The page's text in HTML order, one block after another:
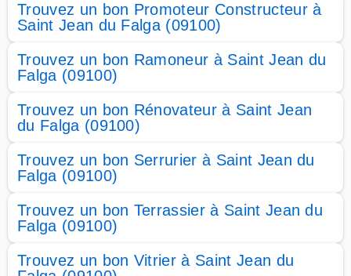
Trouvez un bon Promoteur Constructeur à
Saint Jean du Falga (09100)
Trouvez un bon Ramoneur à Saint Jean du
Falga (09100)
Trouvez un bon Rénovateur à Saint Jean
du Falga (09100)
Trouvez un bon Serrurier à Saint Jean du
Falga (09100)
Trouvez un bon Terrassier à Saint Jean du
Falga (09100)
Trouvez un bon Vitrier à Saint Jean du